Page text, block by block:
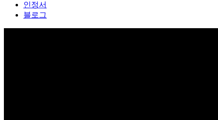
인정서
블로그